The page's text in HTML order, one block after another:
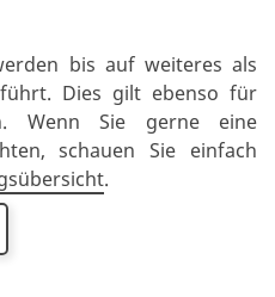
bis auf weiteres als
Dies gilt ebenso für
Wenn Sie gerne eine
schauen Sie einfach
.